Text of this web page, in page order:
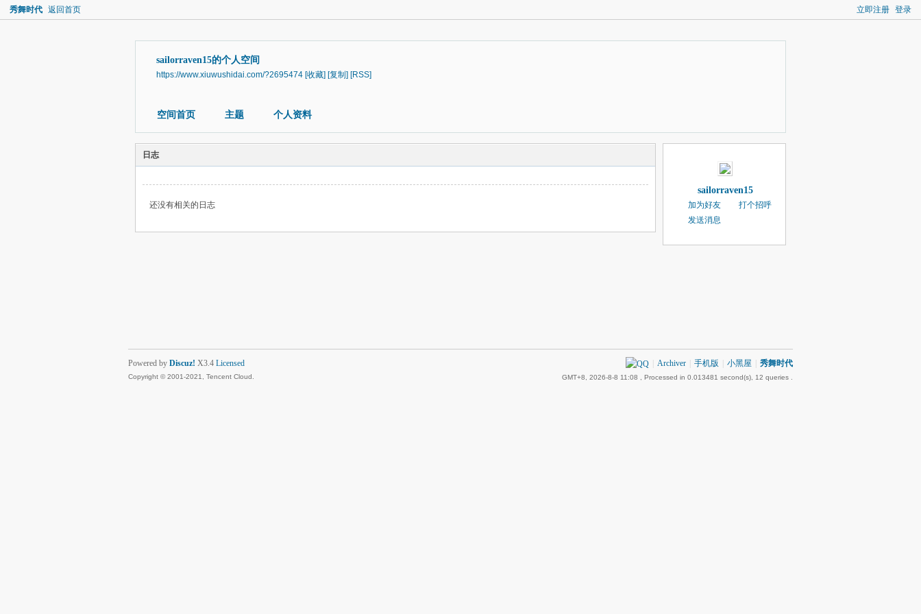
立即注册 登录
秀舞时代 返回首页
sailorraven15的个人空间
https://www.xiuwushidai.com/?2695474 [收藏] [复制] [RSS]
空间首页 主题 个人资料
日志
还没有相关的日志
sailorraven15
加为好友
打个招呼
发送消息
Archiver 手机版 小黑屋 秀舞时代
GMT+8, 2026-8-8 11:08 , Processed in 0.013481 second(s), 12 queries .
Powered by Discuz! X3.4 Licensed
Copyright © 2001-2021, Tencent Cloud.